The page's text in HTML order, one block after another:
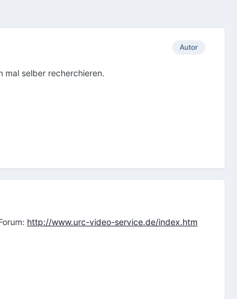
Autor
mal selber recherchieren.
http://www.urc-video-service.de/index.htm